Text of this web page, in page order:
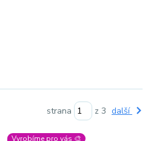
strana z 3 další
Vyrobíme pro vás 🎨